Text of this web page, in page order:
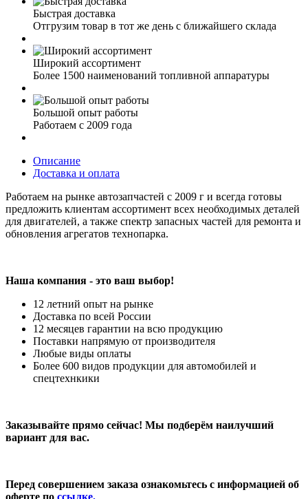
Быстрая доставка
Отгрузим товар в тот же день с ближайшего склада
Широкий ассортимент
Более 1500 наименований топливной аппаратуры
Большой опыт работы
Работаем с 2009 года
Описание
Доставка и оплата
Работаем на рынке автозапчастей с 2009 г и всегда готовы
предложить клиентам ассортимент всех необходимых деталей
для двигателей, а также спектр запасных частей для ремонта и
обновления агрегатов технопарка.
Наша компания - это ваш выбор!
12 летний опыт на рынке
Доставка по всей России
12 месяцев гарантии на всю продукцию
Поставки напрямую от производителя
Любые виды оплаты
Более 600 видов продукции для автомобилей и
спецтехнкики
Заказывайте прямо сейчас! Мы подберём наилучший
вариант для вас.
Перед совершением заказа ознакомьтесь с информацией об
оферте по ссылке.